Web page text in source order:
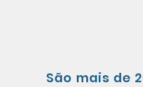
São mais de